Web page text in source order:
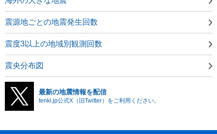
震源地ごとの地震発生回数
震度3以上の地域別観測回数
震央分布図
最新の地震情報を配信
tenki.jp公式X（旧Twitter）をご利用ください。